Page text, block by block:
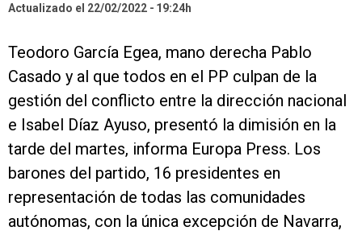
Actualizado el 22/02/2022
19:24h
Teodoro García Egea, mano derecha Pablo
Casado y al que todos en el PP culpan de la
gestión del conflicto entre la dirección nacional
e Isabel Díaz Ayuso, presentó la dimisión en la
tarde del martes, informa Europa Press. Los
barones del partido, 16 presidentes en
representación de todas las comunidades
autónomas, con la única excepción de Navarra,